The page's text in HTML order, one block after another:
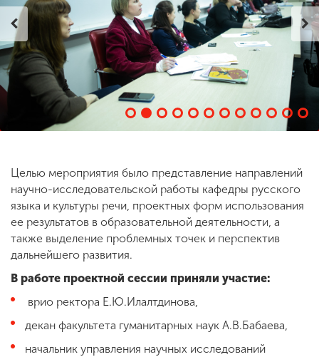
Целью мероприятия было представление направлений
научно-исследовательской работы кафедры русского
языка и культуры речи, проектных форм использования
ее результатов в образовательной деятельности, а
также выделение проблемных точек и перспектив
дальнейшего развития.
В работе проектной сессии приняли участие:
врио ректора Е.Ю.Илалтдинова,
декан факультета гуманитарных наук А.В.Бабаева,
начальник управления научных исследований